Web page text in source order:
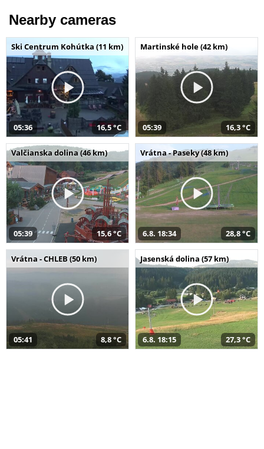
Nearby cameras
Ski Centrum Kohútka (11 km)
05:36 16,5 °C
Martinské hole (42 km)
05:39 16,3 °C
Valčianska dolina (46 km)
05:39 15,6 °C
Vrátna - Paseky (48 km)
6.8. 18:34 28,8 °C
Vrátna - CHLEB (50 km)
05:41 8,8 °C
Jasenská dolina (57 km)
6.8. 18:15 27,3 °C